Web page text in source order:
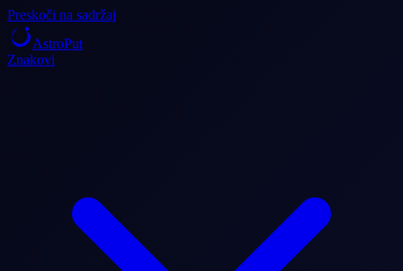
Preskoči na sadržaj
AstroPut
Znakovi